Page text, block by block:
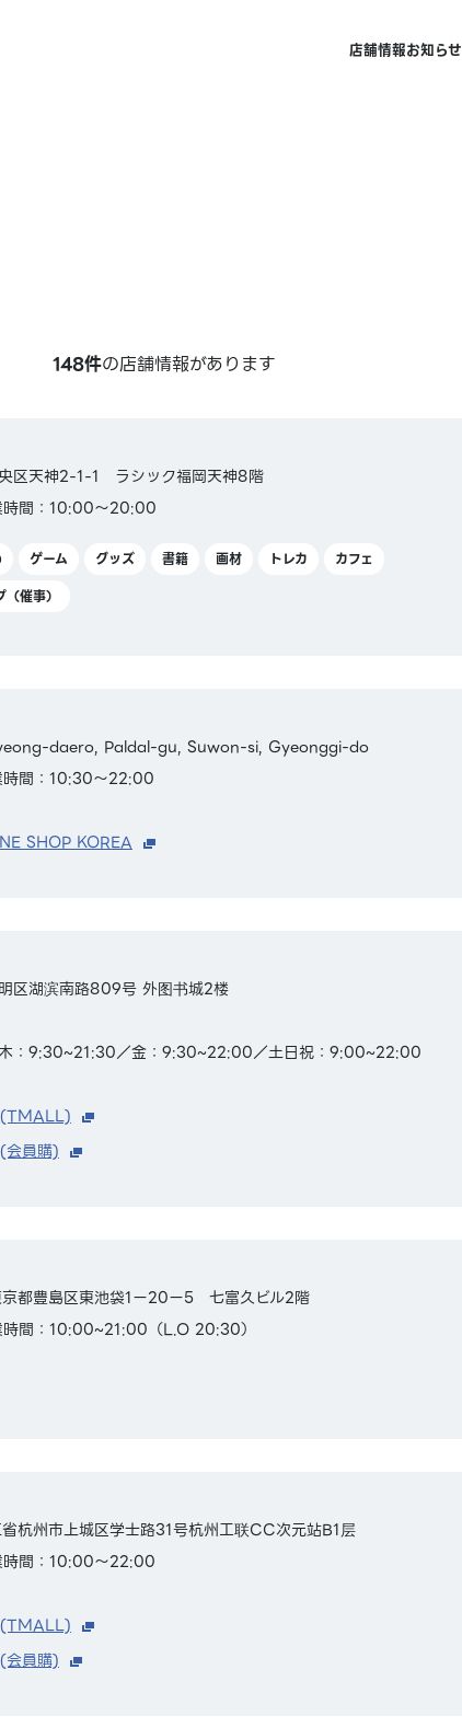
店舗情報お知らせ
148件の店舗情報があります
区天神2-1-1 ラシック福岡天神8階
時間：10:00～20:00
ゲーム グッズ 書籍 画材 トレカ
カフェ
催事）
daero, Paldal-gu, Suwon-si, Gyeonggi-do
時間：10:30～22:00
SHOP KOREA
区湖滨南路809号 外图书城2楼
木：9:30~21:30／金：9:30~22:00／土日祝：9:00~22:00
員購)
都豊島区東池袋1ー20ー5 七富久ビル2階
時間：10:00~21:00（L.O 20:30）
杭州市上城区学士路31号杭州工联CC次元站B1层
時間：10:00～22:00
員購)